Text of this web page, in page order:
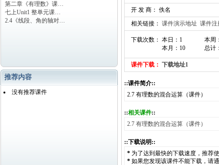
第二章《有理数》课…
七上Unit1 整单元课…
2.4《线段、角的轴对…
推荐内容
没有推荐课件
开 发 商： 佚名
相关链接： 课件演示地址 课件注
下载次数： 本日：1
本月：10
本周
总计
课件下载： 下载地址1
::课件简介::
2.7 有理数的混合运算（课件）
::相关课件::
2.7 有理数的混合运算（课件）
::下载说明::
* 为了达到最快的下载速度，推荐
* 如果您发现该课件不能下载，请